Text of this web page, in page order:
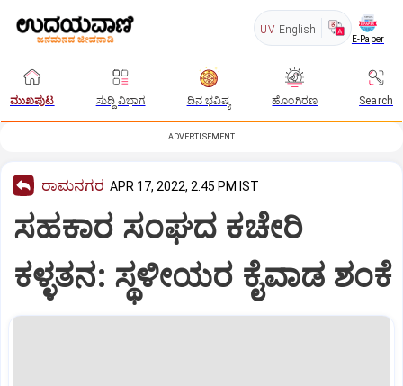
UV English
E-Paper
ಮುಖಪುಟ ಸುದ್ದಿ ವಿಭಾಗ ದಿನ ಭವಿಷ್ಯ ಹೊಂಗಿರಣ Search
ADVERTISEMENT
ರಾಮನಗರ APR 17, 2022, 2:45 PM IST
ಸಹಕಾರ ಸಂಘದ ಕಚೇರಿ
ಕಳ್ಳತನ: ಸ್ಥಳೀಯರ ಕೈವಾಡ ಶಂಕೆ